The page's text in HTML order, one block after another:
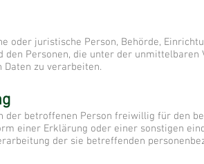
oder juristische Person, Behörde,
den Personen, die unter der
Daten zu verarbeiten.
der betroffenen Person freiwillig für den
einer Erklärung oder einer sonstigen
der sie betreffenden